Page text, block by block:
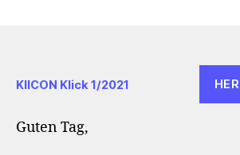
KlICON Klick 1/2021
Guten Tag,